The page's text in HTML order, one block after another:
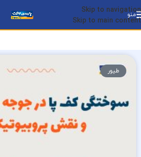
Skip to navigation
Skip to main content
منو
طیور